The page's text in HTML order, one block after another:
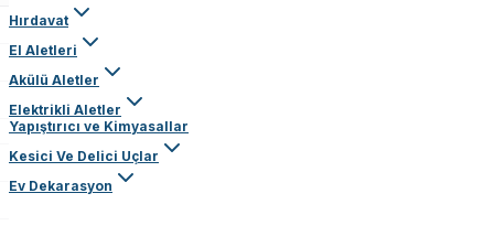
Hırdavat
El Aletleri
Akülü Aletler
Elektrikli Aletler
Yapıştırıcı ve Kimyasallar
Kesici Ve Delici Uçlar
Ev Dekarasyon